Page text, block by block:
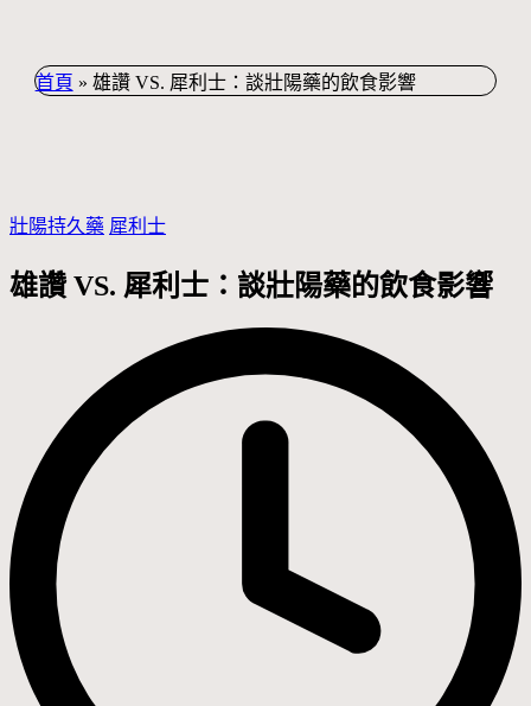
首頁 » 雄讚 VS. 犀利士：談壯陽藥的飲食影響
Posted
in
壯陽持久藥 犀利士
雄讚 VS. 犀利士：談壯陽藥的飲食影響